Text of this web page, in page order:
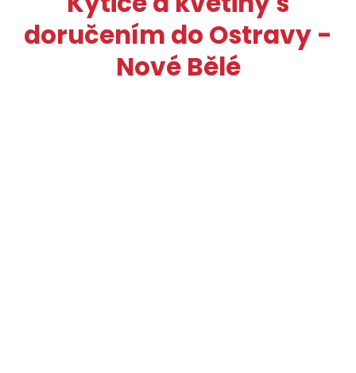
doručením do Ostravy -
Nové Bělé